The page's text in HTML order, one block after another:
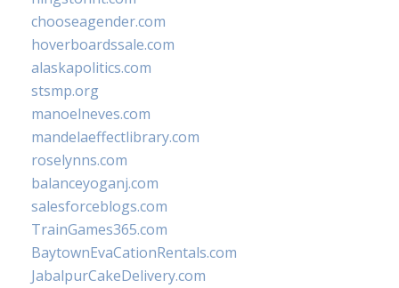
chooseagender.com
hoverboardssale.com
alaskapolitics.com
stsmp.org
manoelneves.com
mandelaeffectlibrary.com
roselynns.com
balanceyoganj.com
salesforceblogs.com
TrainGames365.com
BaytownEvaCationRentals.com
JabalpurCakeDelivery.com